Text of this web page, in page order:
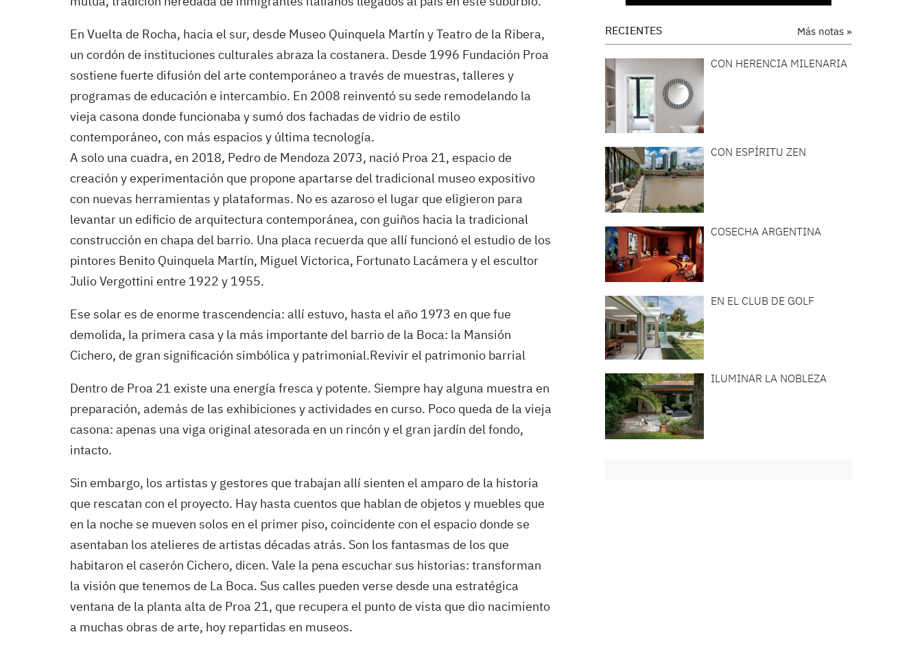
En Vuelta de Rocha, hacia el sur, desde Museo Quinquela Martín y Teatro de la Ribera,
un cordón de instituciones culturales abraza la costanera. Desde 1996 Fundación Proa
sostiene fuerte difusión del arte contemporáneo a través de muestras, talleres y
programas de educación e intercambio. En 2008 reinventó su sede remodelando la
vieja casona donde funcionaba y sumó dos fachadas de vidrio de estilo
contemporáneo, con más espacios y última tecnología.
A solo una cuadra, en 2018, Pedro de Mendoza 2073, nació Proa 21, espacio de
creación y experimentación que propone apartarse del tradicional museo expositivo
con nuevas herramientas y plataformas. No es azaroso el lugar que eligieron para
levantar un edificio de arquitectura contemporánea, con guiños hacia la tradicional
construcción en chapa del barrio. Una placa recuerda que allí funcionó el estudio de los
pintores Benito Quinquela Martín, Miguel Victorica, Fortunato Lacámera y el escultor
Julio Vergottini entre 1922 y 1955.
Ese solar es de enorme trascendencia: allí estuvo, hasta el año 1973 en que fue
demolida, la primera casa y la más importante del barrio de la Boca: la Mansión
Cichero, de gran significación simbólica y patrimonial.Revivir el patrimonio barrial
Dentro de Proa 21 existe una energía fresca y potente. Siempre hay alguna muestra en
preparación, además de las exhibiciones y actividades en curso. Poco queda de la vieja
casona: apenas una viga original atesorada en un rincón y el gran jardín del fondo,
intacto.
Sin embargo, los artistas y gestores que trabajan allí sienten el amparo de la historia
que rescatan con el proyecto. Hay hasta cuentos que hablan de objetos y muebles que
en la noche se mueven solos en el primer piso, coincidente con el espacio donde se
asentaban los atelieres de artistas décadas atrás. Son los fantasmas de los que
habitaron el caserón Cichero, dicen. Vale la pena escuchar sus historias: transforman
la visión que tenemos de La Boca. Sus calles pueden verse desde una estratégica
ventana de la planta alta de Proa 21, que recupera el punto de vista que dio nacimiento
a muchas obras de arte, hoy repartidas en museos.
Más notas »
RECIENTES
CON HERENCIA MILENARIA
CON ESPÍRITU ZEN
COSECHA ARGENTINA
EN EL CLUB DE GOLF
ILUMINAR LA NOBLEZA